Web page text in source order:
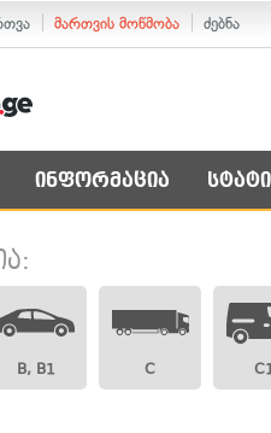
მართვის მოწმობა ძებნა
ინფორმაცია
B, B1 C